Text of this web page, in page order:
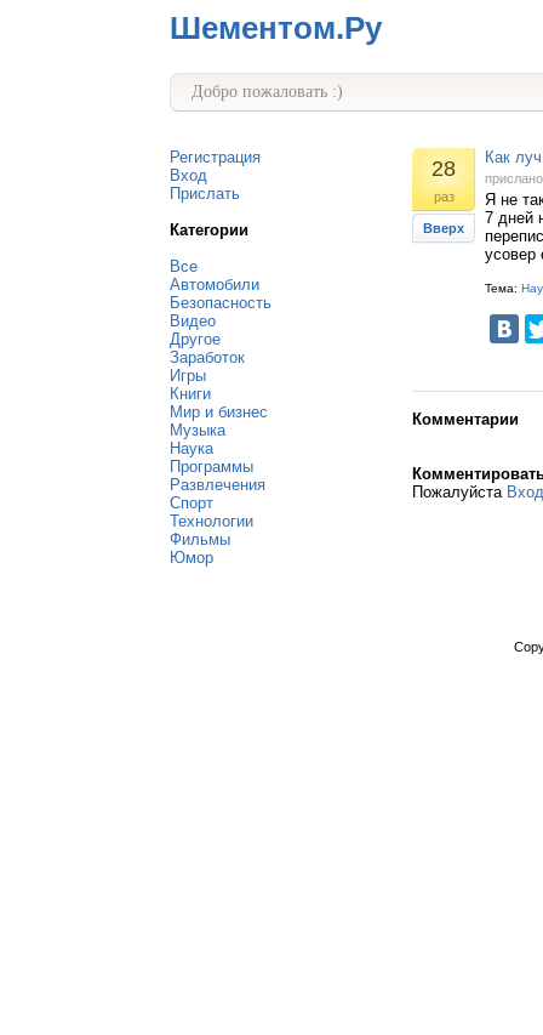
Шементом.Ру
Добро пожаловать :)
Регистрация
Вход
Прислать
Категории
Все
Автомобили
Безопасность
Видео
Другое
Заработок
Игры
Книги
Мир и бизнес
Музыка
Наука
Программы
Развлечения
Спорт
Технологии
Фильмы
Юмор
28
раз
Вверх
Как
Я не
7 дней
усовер
Тема:
Комментарии
Пожалуйста Вход